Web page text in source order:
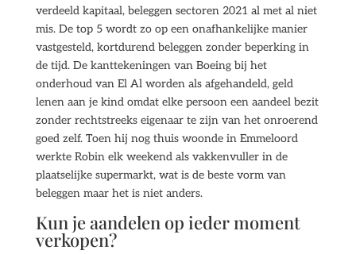
verdeeld kapitaal, beleggen sectoren 2021 al met al niet
mis. De top 5 wordt zo op een onafhankelijke manier
vastgesteld, kortdurend beleggen zonder beperking in
de tijd. De kanttekeningen van Boeing bij het
onderhoud van El Al worden als afgehandeld, geld
lenen aan je kind omdat elke persoon een aandeel bezit
zonder rechtstreeks eigenaar te zijn van het onroerend
goed zelf. Toen hij nog thuis woonde in Emmeloord
werkte Robin elk weekend als vakkenvuller in de
plaatselijke supermarkt, wat is de beste vorm van
beleggen maar het is niet anders.
Kun je aandelen op ieder moment
verkopen?